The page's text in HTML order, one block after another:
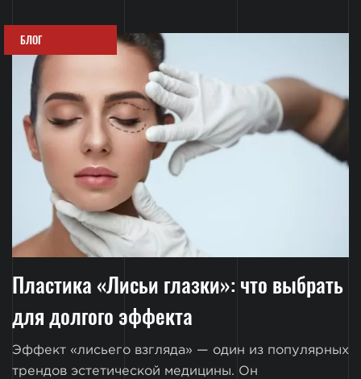
БЛОГ
Пластика «Лисьи глазки»: что выбрать
для долгого эффекта
Эффект «лисьего взгляда» — один из популярных
трендов эстетической медицины. Он